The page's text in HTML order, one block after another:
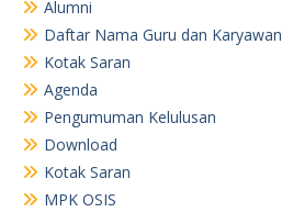
Alumni
Daftar Nama Guru dan Karyawan
Kotak Saran
Agenda
Pengumuman Kelulusan
Download
Kotak Saran
MPK OSIS